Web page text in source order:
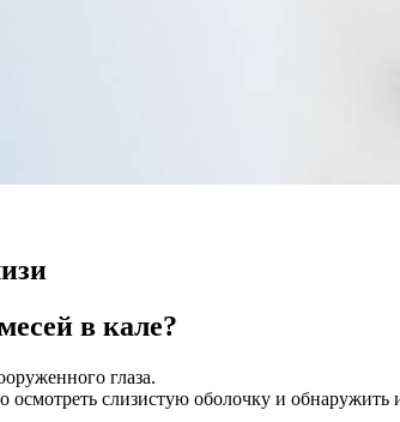
в кале?
глаза.
слизистую оболочку и обнаружить